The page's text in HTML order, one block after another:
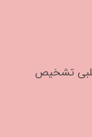
تشخیص